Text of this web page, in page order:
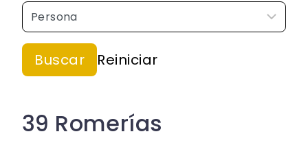
39 Romerías